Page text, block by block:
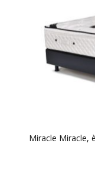
Miracle Miracle,